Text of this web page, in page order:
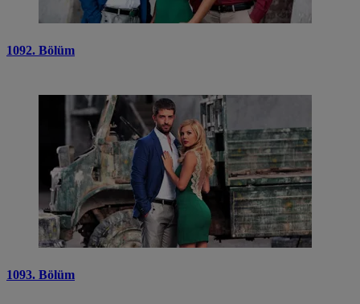
1092. Bölüm
1093. Bölüm